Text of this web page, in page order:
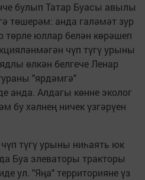
булып Татар Буасы авылы
төшерәм: анда галәмәт зур
юллар белән көрәшеп
чүп түгү урыны
өлкән белгече Ленар
"ярдәмгә"
анда. Алдагы көнне эколог
бу хәлнең ничек үзгәрүен
түгү урыны ниһаять юк
Буа элеваторы тракторы
ул. "Яңа" территорияне үз